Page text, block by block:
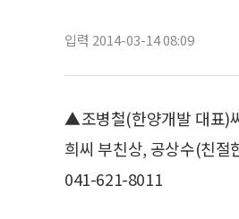
입력 2014-03-14 08:09
▲조병철(한양개발 대표)
희씨 부친상, 공상수(친절
041-621-8011